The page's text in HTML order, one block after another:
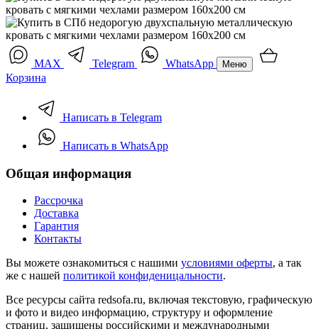
MAX Telegram WhatsApp Меню
Корзина
Написать в Telegram
Написать в WhatsApp
Общая информация
Рассрочка
Доставка
Гарантия
Контакты
Вы можете ознакомиться с нашими условиями оферты, а так
же с нашей политикой конфиденицальности.
Все ресурсы сайта redsofa.ru, включая текстовую, графическую
и фото и видео информацию, структуру и оформление
страниц, защищены российскими и международными